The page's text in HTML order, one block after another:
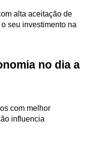
alta aceitação de
seu investimento na
no dia a
com melhor
influencia